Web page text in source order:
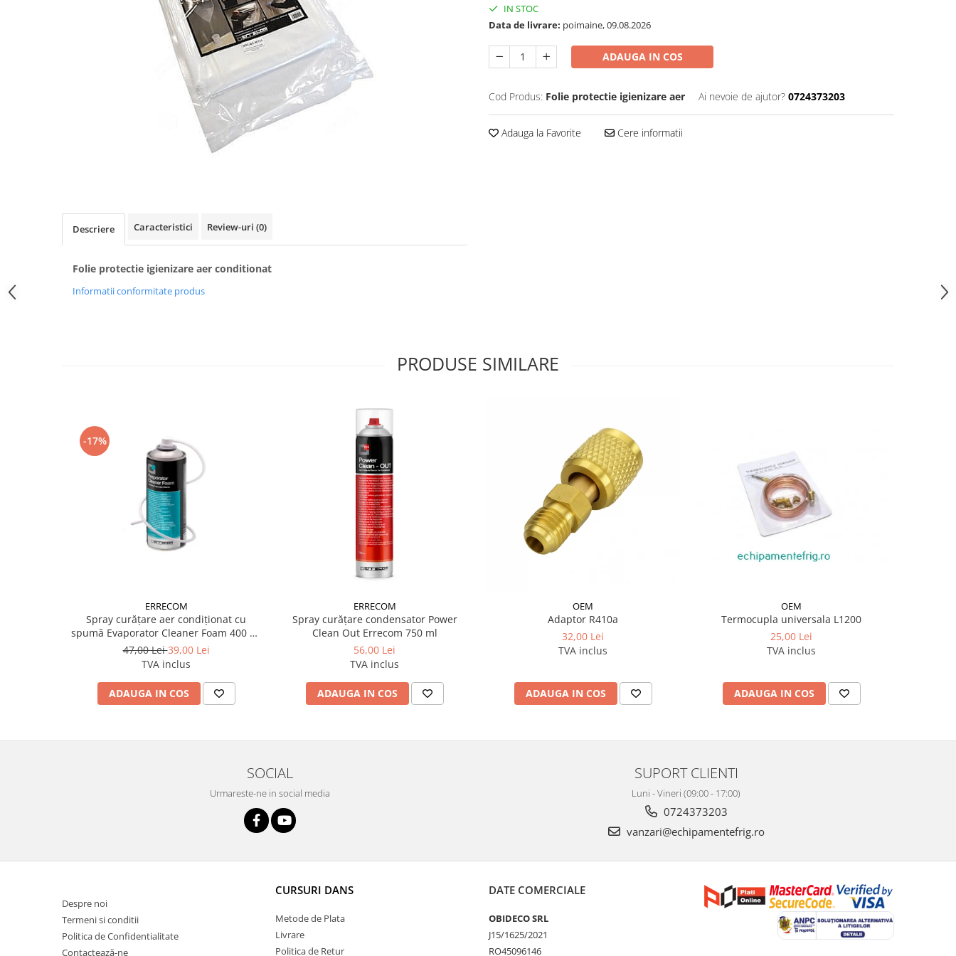
IN STOC
Data de livrare: poimaine, 09.08.2026
ADAUGA IN COS
Cod Produs: Folie protectie igienizare aer Ai nevoie de ajutor? 0724373203
Adauga la Favorite Cere informatii
Descriere Caracteristici Review-uri (0)
Folie protectie igienizare aer conditionat
Informatii conformitate produs
PRODUSE SIMILARE
-17%
ERRECOM
Spray curățare aer condiționat cu
spumă Evaporator Cleaner Foam 400 ml
Errecom
47,00 Lei39,00 Lei
TVA inclus
ADAUGA IN COS
ERRECOM
Spray curățare condensator Power
Clean Out Errecom 750 ml
56,00 Lei
TVA inclus
ADAUGA IN COS
OEM
Adaptor R410a
32,00 Lei
TVA inclus
ADAUGA IN COS
OEM
Termocupla universala L1200
25,00 Lei
TVA inclus
ADAUGA IN COS
SOCIAL
Urmareste-ne in social media
SUPORT CLIENTI
Luni - Vineri (09:00 - 17:00)
0724373203
vanzari@echipamentefrig.ro
Despre noi
Termeni si conditii
Politica de Confidentialitate
Contactează-ne
CURSURI DANS
Metode de Plata
Livrare
Politica de Retur
DATE COMERCIALE
OBIDECO SRL
J15/1625/2021
RO45096146